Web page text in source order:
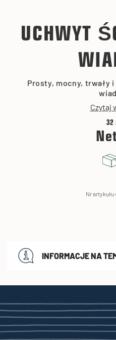
UCHWYT
Prosty, mocny, trwały
Czytaj
32
Nr artykułu
INFORMACJE NA